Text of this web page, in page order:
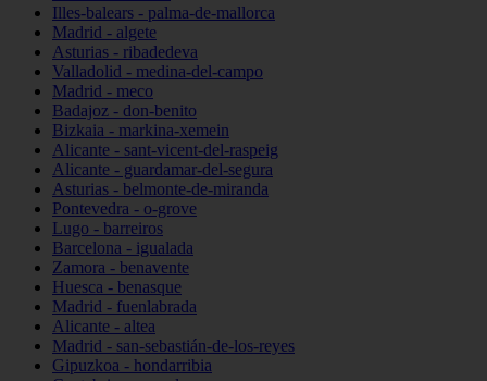
Illes-balears - palma-de-mallorca
Madrid - algete
Asturias - ribadedeva
Valladolid - medina-del-campo
Madrid - meco
Badajoz - don-benito
Bizkaia - markina-xemein
Alicante - sant-vicent-del-raspeig
Alicante - guardamar-del-segura
Asturias - belmonte-de-miranda
Pontevedra - o-grove
Lugo - barreiros
Barcelona - igualada
Zamora - benavente
Huesca - benasque
Madrid - fuenlabrada
Alicante - altea
Madrid - san-sebastián-de-los-reyes
Gipuzkoa - hondarribia